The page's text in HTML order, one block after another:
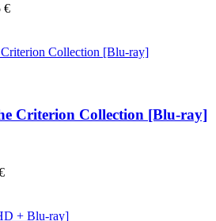
€
Criterion Collection [Blu-ray]